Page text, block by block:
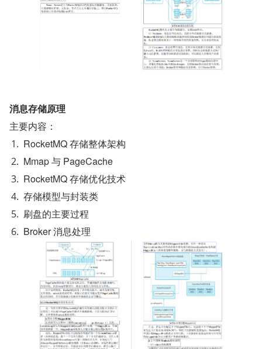
消息存储原理
主要内容：
RocketMQ 存储整体架构
Mmap 与 PageCache
RocketMQ 存储优化技术
存储模型与封装类
刷盘的主要过程
Broker 消息处理